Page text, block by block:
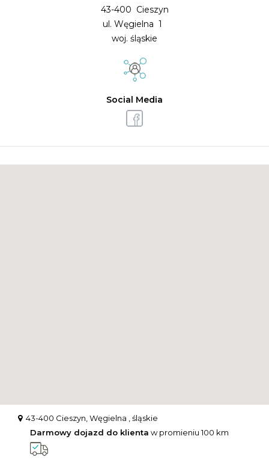
43-400 Cieszyn
ul. Węgielna 1
woj. śląskie
Social Media
43-400 Cieszyn, Węgielna , śląskie
Darmowy dojazd do klienta w promieniu 100 km